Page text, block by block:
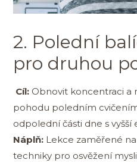
2. Polední
pro druhou
Cíl: Obnovit koncentraci a
pohodu poledním
odpolední části dne s vyšší
Náplň: Lekce zaměřené
techniky pro osvěžení